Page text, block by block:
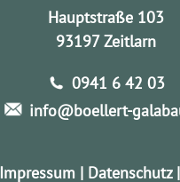
Hauptstraße 103
93197 Zeitlarn
0941 6 42 03
info@boellert-
Impressum | Datenschutz|